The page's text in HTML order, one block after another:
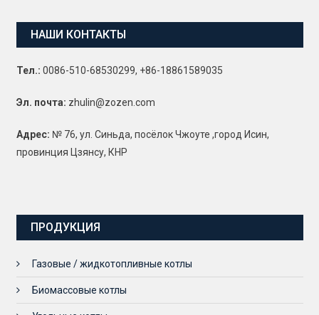
НАШИ КОНТАКТЫ
Тел.: 0086-510-68530299, +86-18861589035
Эл. почта: zhulin@zozen.com
Адрес: № 76, ул. Синьда, посёлок Чжоуте ,город Исин,
провинция Цзянсу, КНР
ПРОДУКЦИЯ
Газовые / жидкотопливные котлы
Биомассовые котлы